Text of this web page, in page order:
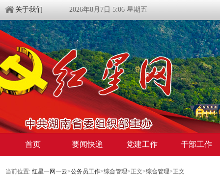
关于我们 2026年8月7日 5:06 星期五
首页 要闻快递 党建工作 干部工作
当前位置: 红星一网一云>公务员工作>综合管理>正文>综合管理>正文